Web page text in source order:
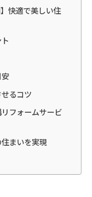
快適で美しい住
るコツ
フォームサービ
まいを実現